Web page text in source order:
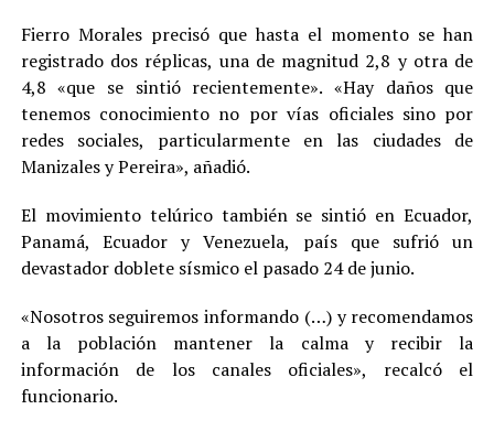
Fierro Morales precisó que hasta el momento se han
registrado dos réplicas, una de magnitud 2,8 y otra de
4,8 «que se sintió recientemente». «Hay daños que
tenemos conocimiento no por vías oficiales sino por
redes sociales, particularmente en las ciudades de
Manizales y Pereira», añadió.
El movimiento telúrico también se sintió en Ecuador,
Panamá, Ecuador y Venezuela, país que sufrió un
devastador doblete sísmico el pasado 24 de junio.
«Nosotros seguiremos informando (…) y recomendamos
a la población mantener la calma y recibir la
información de los canales oficiales», recalcó el
funcionario.